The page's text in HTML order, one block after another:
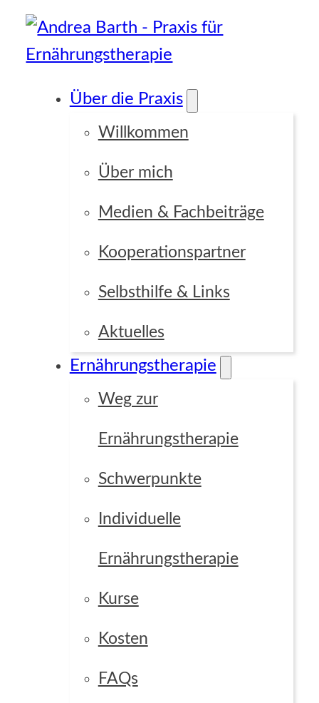
Über die Praxis
Willkommen
Über mich
Medien & Fachbeiträge
Kooperationspartner
Selbsthilfe & Links
Aktuelles
Ernährungstherapie
Weg zur
Ernährungstherapie
Schwerpunkte
Individuelle
Ernährungstherapie
Kurse
Kosten
FAQs
Focus Point